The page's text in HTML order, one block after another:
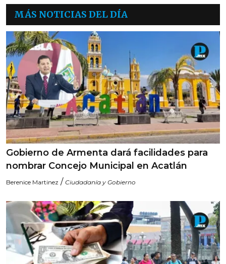
MÁS NOTICIAS DEL DÍA
Gobierno de Armenta dará facilidades para
nombrar Concejo Municipal en Acatlán
Berenice Martinez / Ciudadanía y Gobierno